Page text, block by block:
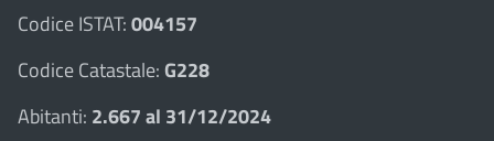
Codice ISTAT:004157
Codice Catastale:G228
Abitanti: 2.667 al 31/12/2024